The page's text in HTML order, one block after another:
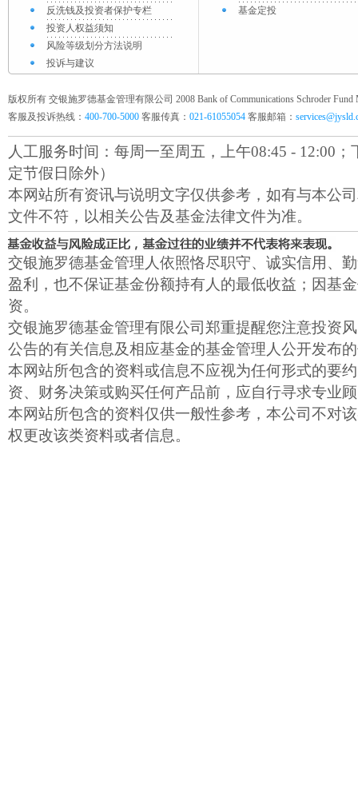
反洗钱及投资者保护专栏
投资人权益须知
风险等级划分方法说明
投诉与建议
基金定投
版权所有 交银施罗德基金管理有限公司 2008 Bank of Communications Schroder Fund
客服及投诉热线： 400-700-5000 客服传真： 021-61055054 客服邮箱：
人工服务时间：每周一至周五，上午08:45 - 12:00；
定节假日除外）
本网站所有资讯与说明文字仅供参考，如有与本公
文件不符，以相关公告及基金法律文件为准。
交银施罗德基金管理人依照恪尽职守、诚实信用、
盈利，也不保证基金份额持有人的最低收益；因基
资。
交银施罗德基金管理有限公司郑重提醒您注意投资
公告的有关信息及相应基金的基金管理人公开发布
本网站所包含的资料或信息不应视为任何形式的要
资、财务决策或购买任何产品前，应自行寻求专业
本网站所包含的资料仅供一般性参考，本公司不对
权更改该类资料或者信息。